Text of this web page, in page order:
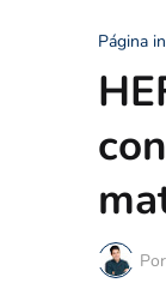
Página
Por